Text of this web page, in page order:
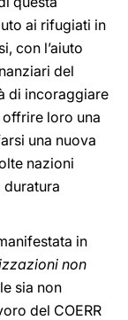
ai rifugiati in
con l’aiuto
del
di incoraggiare
loro una
una nuova
nazioni
duratura
in
non
sia non
del COERR